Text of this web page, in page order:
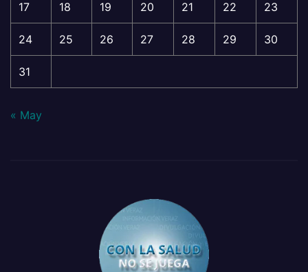
17 18 19 20 21 22 23
24 25 26 27 28 29 30
31
« May